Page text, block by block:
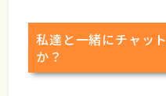
私達と一緒にチャッ
か？